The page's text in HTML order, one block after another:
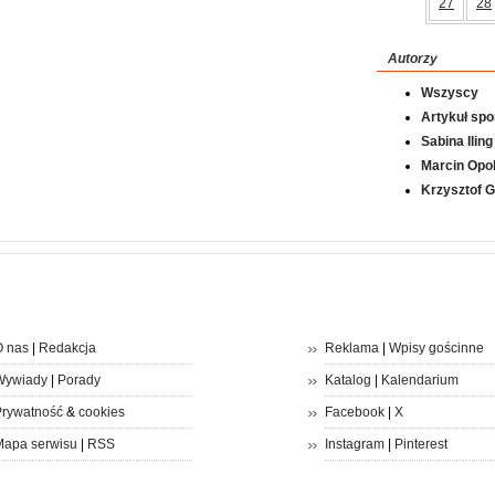
27 28
Autorzy
Wszyscy
Artykuł
Sabina Iling
Marcin
Krzysztof
nas| Redakcja
| Porady
& cookies
serwisu RSS
Reklama| Wpisy gościnne
Katalog Kalendarium
Facebook| X
Instagram| Pinterest